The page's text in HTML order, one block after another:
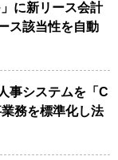
に新リース会計
ス該当性を自動
事システムを「C
務を標準化し法